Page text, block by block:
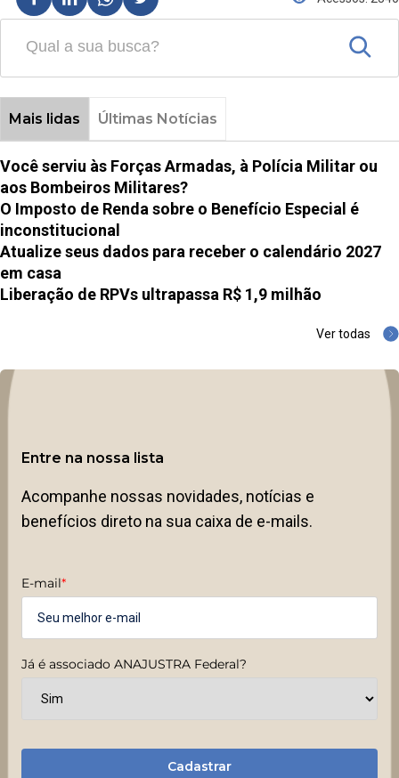
Mais lidas Últimas Notícias
Você serviu às Forças Armadas, à Polícia Militar ou
aos Bombeiros Militares?
O Imposto de Renda sobre o Benefício Especial é
inconstitucional
Atualize seus dados para receber o calendário 2027
em casa
Liberação de RPVs ultrapassa R$ 1,9 milhão
Ver todas
Entre na nossa lista
Acompanhe nossas novidades, notícias e
benefícios direto na sua caixa de e-mails.
E-mail*
Já é associado ANAJUSTRA Federal?
Cadastrar